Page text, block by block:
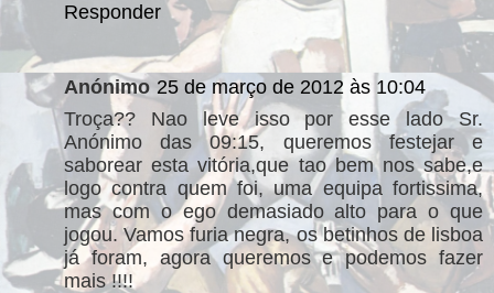
Responder
Anónimo 25 de março de 2012 às 10:04
Troça?? Nao leve isso por esse lado Sr.
Anónimo das 09:15, queremos festejar e
saborear esta vitória,que tao bem nos sabe,e
logo contra quem foi, uma equipa fortissima,
mas com o ego demasiado alto para o que
jogou. Vamos furia negra, os betinhos de lisboa
já foram, agora queremos e podemos fazer
mais !!!!